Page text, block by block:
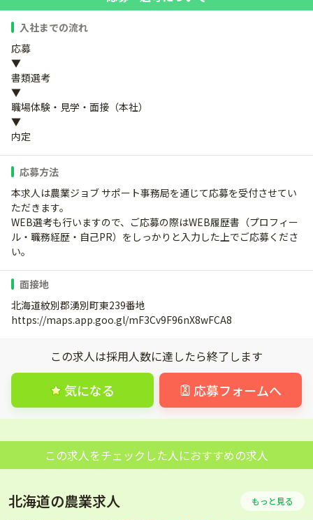
入社までの流れ
応募
▼
書類選考
▼
職場体験・見学・面接（本社）
▼
内定
応募方法
本求人は農業ジョブ サポート事務局を通じて応募を受付させてい
ただきます。
WEB選考も行いますので、ご応募の際はWEB履歴書（プロフィー
ル・職務経歴・自己PR）をしっかりと入力した上でご応募くださ
い。
面接地
北海道紋別郡湧別町東239番地
https://maps.app.goo.gl/mF3Cv9F96nX8wFCA8
この求人は採用人数に達したら終了します
気になる 応募フォームへ
この求人をチェックした人におすすめの求人
北海道の農業求人 もっと見る